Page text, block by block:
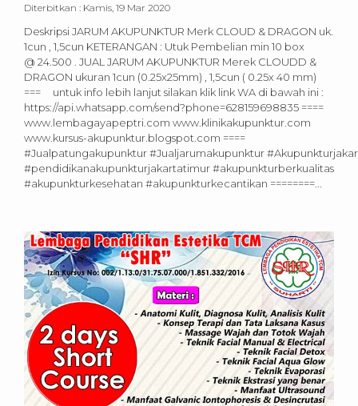
Diterbitkan : Kamis, 19 Mar 2020
Deskripsi JARUM AKUPUNKTUR Merk CLOUD & DRAGON uk.
1cun , 1,5cun KETERANGAN : Utuk Pembelian min 10 box
@ 24.500 . JUAL JARUM AKUPUNKTUR Merek CLOUDD &
DRAGON ukuran 1cun (0.25x25mm) , 1,5cun ( 0.25x 40 mm)
=== untuk info lebih lanjut silakan klik link WA di bawah ini :
https://api.whatsapp.com/send?phone=628159698835 ====
www.lembagayapeptri.com www.klinikakupunktur.com
www.kursus-akupunktur.blogspot.com ====
#Jualpatungakupunktur #Jualjarumakupunktur
#pendidikanakupunkturjakartatimur #akupunkturberkualitas
#akupunkturkesehatan #akupunkturkecantikan ========...